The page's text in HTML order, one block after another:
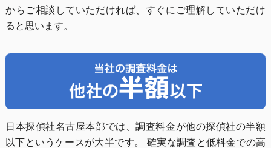
からご相談していただければ、すぐにご理解していただけ
ると思います。
日本探偵社名古屋本部では、調査料金が他の探偵社の半額
以下というケースが大半です。 確実な調査と低料金での高